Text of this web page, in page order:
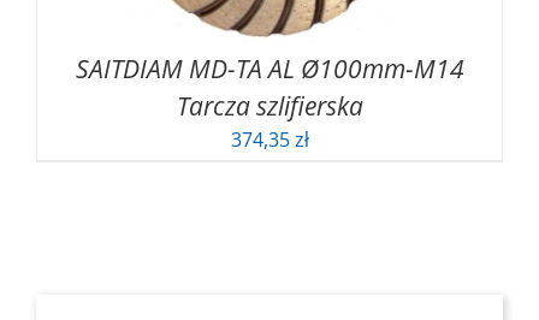
SAITDIAM MD-TA AL Ø100mm-M14
Tarcza szlifierska
374,35zł